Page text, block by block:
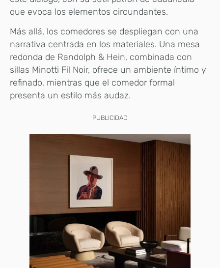
que evoca los elementos circundantes.
Más allá, los comedores se despliegan con una
narrativa centrada en los materiales. Una mesa
redonda de Randolph & Hein, combinada con
sillas Minotti Fil Noir, ofrece un ambiente íntimo y
refinado, mientras que el comedor formal
presenta un estilo más audaz.
PUBLICIDAD